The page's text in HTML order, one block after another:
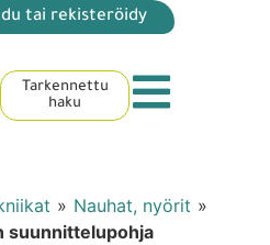
tai rekisteröidy
Tarkennettu
haku
» Nauhat, nyörit »
suunnittelupohja